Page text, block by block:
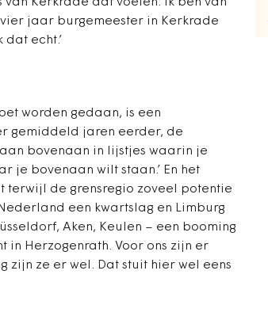
jaar burgemeester in Kerkrade
echt.’
worden gedaan, is een
gemiddeld jaren eerder, de
bovenaan in lijstjes waarin je
je bovenaan wilt staan.’ En het
de grensregio zoveel potentie
een kwartslag en Limburg
Aken, Keulen – een booming
in Herzogenrath. Voor ons zijn er
zijn ze er wel. Dat stuit hier wel eens